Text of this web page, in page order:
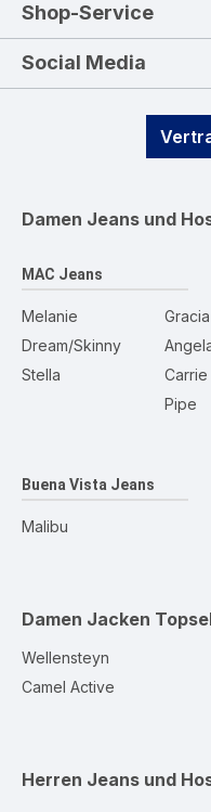
Shop-Service
Social Media
Damen Jeans und
MAC Jeans
Melanie
Dream/Skinny
Stella
Gracia
Carrie
Pipe
Buena Vista Jeans
Malibu
Damen Jacken
Wellensteyn
Camel Active
Herren Jeans und